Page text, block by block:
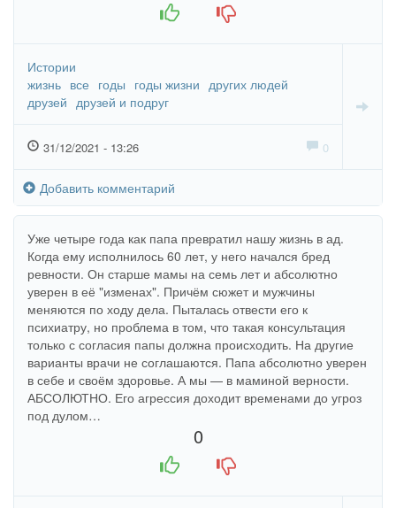
Истории
жизнь все годы годы жизни других людей
друзей друзей и подруг
31/12/2021 - 13:26 0
Добавить комментарий
Уже четыре года как папа превратил нашу жизнь в ад.
Когда ему исполнилось 60 лет, у него начался бред
ревности. Он старше мамы на семь лет и абсолютно
уверен в её "изменах". Причём сюжет и мужчины
меняются по ходу дела. Пыталась отвести его к
психиатру, но проблема в том, что такая консультация
только с согласия папы должна происходить. На другие
варианты врачи не соглашаются. Папа абсолютно уверен
в себе и своём здоровье. А мы — в маминой верности.
АБСОЛЮТНО. Его агрессия доходит временами до угроз
под дулом…
0